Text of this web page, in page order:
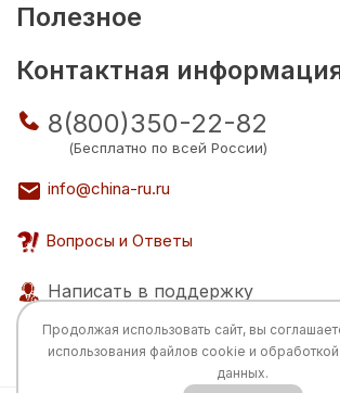
Полезное
Контактная
8(800)350-22-82
(Бесплатно по всей России)
info@china-ru.ru
Вопросы и Ответы
Написать в поддержку
Продолжая использовать сайт, вы
использования файлов cookie и
данных.